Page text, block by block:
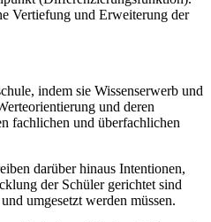
Vertiefung und Erweiterung der
indem sie Wissenserwerb und
und deren
fachlichen und überfachlichen
darüber hinaus Intentionen,
der Schüler gerichtet sind
umgesetzt werden müssen.